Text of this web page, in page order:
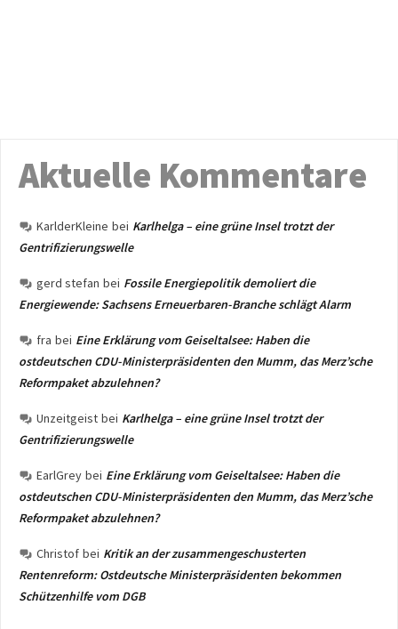
Aktuelle Kommentare
KarlderKleine bei Karlhelga – eine grüne Insel trotzt der
Gentrifizierungswelle
gerd stefan bei Fossile Energiepolitik demoliert die
Energiewende: Sachsens Erneuerbaren-Branche schlägt Alarm
fra bei Eine Erklärung vom Geiseltalsee: Haben die
ostdeutschen CDU-Ministerpräsidenten den Mumm, das Merz’sche
Reformpaket abzulehnen?
Unzeitgeist bei Karlhelga – eine grüne Insel trotzt der
Gentrifizierungswelle
EarlGrey bei Eine Erklärung vom Geiseltalsee: Haben die
ostdeutschen CDU-Ministerpräsidenten den Mumm, das Merz’sche
Reformpaket abzulehnen?
Christof bei Kritik an der zusammengeschusterten
Rentenreform: Ostdeutsche Ministerpräsidenten bekommen
Schützenhilfe vom DGB